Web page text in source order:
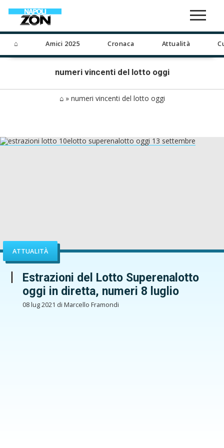
⌂ Amici 2025 Cronaca Attualità
numeri vincenti del lotto oggi
⌂» numeri vincenti del lotto oggi
ATTUALITÀ
Estrazioni del Lotto Superenalotto
oggi in diretta, numeri 8 luglio
08 lug 2021 di Marcello Framondi